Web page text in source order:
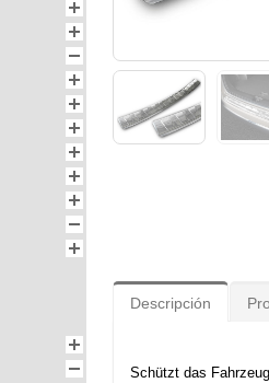
Descripción
Schützt das